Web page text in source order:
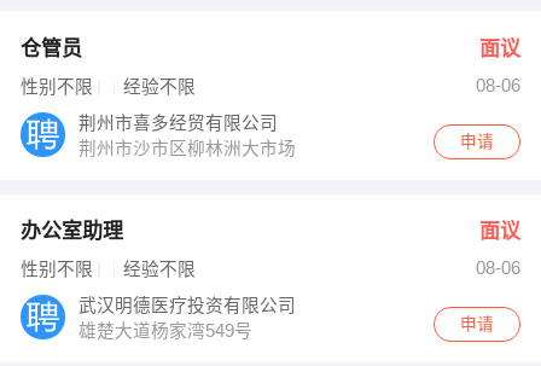
仓管员 面议
性别不限 经验不限
08-06
荆州市喜多经贸有限公司
荆州市沙市区柳林洲大市场
申请
办公室助理 面议
性别不限 经验不限
08-06
武汉明德医疗投资有限公司
雄楚大道杨家湾549号
申请